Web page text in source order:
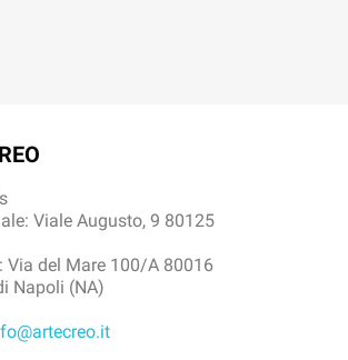
Viale Augusto, 9 80125
Via del Mare 100/A 80016
Napoli (NA)